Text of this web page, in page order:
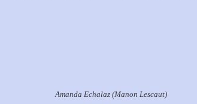
(Manon Lescaut)